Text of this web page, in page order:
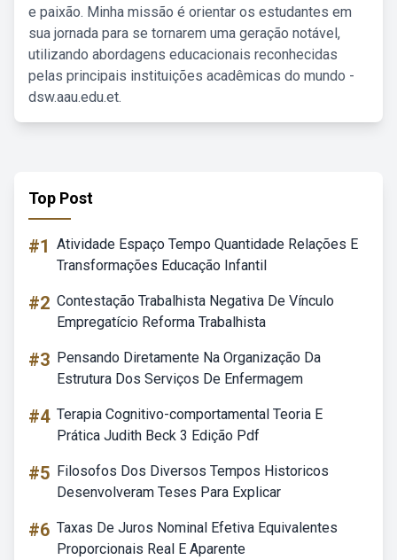
e paixão. Minha missão é orientar os estudantes em
sua jornada para se tornarem uma geração notável,
utilizando abordagens educacionais reconhecidas
pelas principais instituições acadêmicas do mundo -
dsw.aau.edu.et.
Top Post
#1 Atividade Espaço Tempo Quantidade Relações E
Transformações Educação Infantil
#2 Contestação Trabalhista Negativa De Vínculo
Empregatício Reforma Trabalhista
#3 Pensando Diretamente Na Organização Da
Estrutura Dos Serviços De Enfermagem
#4 Terapia Cognitivo-comportamental Teoria E
Prática Judith Beck 3 Edição Pdf
#5 Filosofos Dos Diversos Tempos Historicos
Desenvolveram Teses Para Explicar
#6 Taxas De Juros Nominal Efetiva Equivalentes
Proporcionais Real E Aparente